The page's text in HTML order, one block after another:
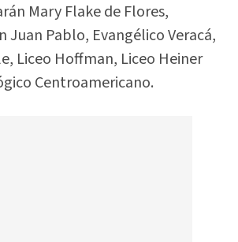
Mary Flake de Flores,
Juan Pablo, Evangélico Veracá,
Liceo Hoffman, Liceo Heiner
Centroamericano.